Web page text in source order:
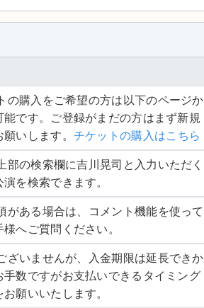
の購入をご希望の方は以下のページか
能です。ご登録がまだの方はまず新規
いします。 チケットの購入はこちら
部の検索欄に吉川晃司と入力いただく
を検索できます。
がある場合は、コメント機能を使って
へご質問ください。
ざいませんが、入金期限は延長できか
手数ですがお支払いできるタイミング
願いいたします。